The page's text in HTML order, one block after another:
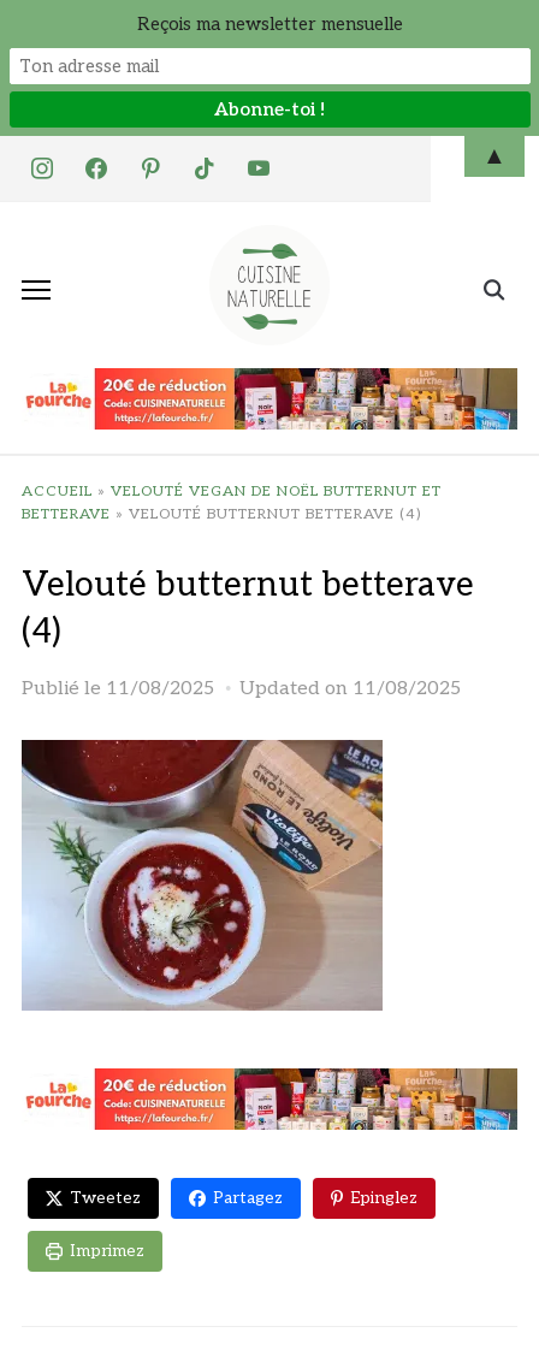
instagramfacebookpinteresttiktok youtube
Search
ACCUEIL » VELOUTÉ VEGAN DE NOËL BUTTERNUT ET
BETTERAVE » VELOUTÉ BUTTERNUT BETTERAVE (4)
Velouté butternut betterave
(4)
Publié le 11/08/2025 Updated on 11/08/2025
Tweetez Partagez Epinglez
Imprimez
Reçois ma newsletter mensuelle
▲